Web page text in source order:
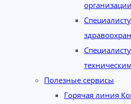
организации
Полезные сервисы
Горячая линия